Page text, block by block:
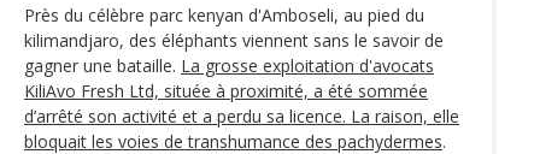
Près du célèbre parc kenyan d'Amboseli, au pied du
kilimandjaro, des éléphants viennent sans le savoir de
gagner une bataille. La grosse exploitation d'avocats
KiliAvo Fresh Ltd, située à proximité, a été sommée
d’arrêté son activité et a perdu sa licence. La raison, elle
bloquait les voies de transhumance des pachydermes.